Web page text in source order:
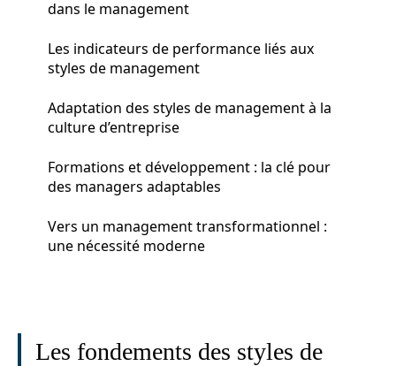
dans le management
Les indicateurs de performance liés aux
styles de management
Adaptation des styles de management à la
culture d’entreprise
Formations et développement : la clé pour
des managers adaptables
Vers un management transformationnel :
une nécessité moderne
Les fondements des styles de